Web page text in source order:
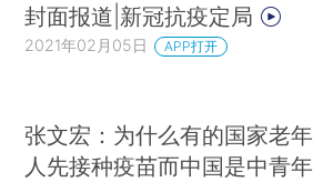
封面报道|新冠抗疫定局
2021年02月05日 APP打开
张文宏：为什么有的国家老年
人先接种疫苗而中国是中青年